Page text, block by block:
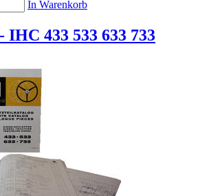
In Warenkorb
433 533 633 733